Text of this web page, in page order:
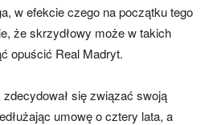
w efekcie czego na początku tego
że skrzydłowy może w takich
opuścić Real Madryt.
się związać swoją
umowę o cztery lata, a